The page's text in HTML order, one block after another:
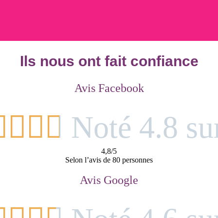
Ils nous ont fait confiance
Avis Facebook
 Noté 4.8
4,8/5
Selon l’avis de 80 personnes
Avis Google